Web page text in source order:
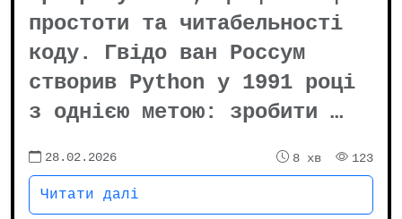
простоти та читабельності
коду. Гвідо ван Россум
створив Python у 1991 році
з однією метою: зробити …
28.02.2026 8 хв 123
Читати далі